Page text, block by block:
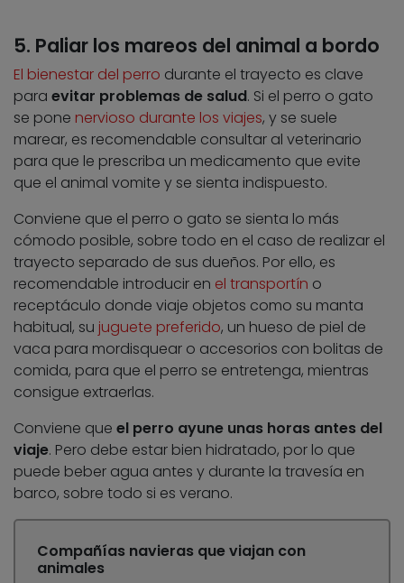
5. Paliar los mareos del animal a bordo
El bienestar del perro durante el trayecto es clave
para evitar problemas de salud. Si el perro o gato
se pone nervioso durante los viajes, y se suele
marear, es recomendable consultar al veterinario
para que le prescriba un medicamento que evite
que el animal vomite y se sienta indispuesto.
Conviene que el perro o gato se sienta lo más
cómodo posible, sobre todo en el caso de realizar el
trayecto separado de sus dueños. Por ello, es
recomendable introducir en el transportín o
receptáculo donde viaje objetos como su manta
habitual, su juguete preferido, un hueso de piel de
vaca para mordisquear o accesorios con bolitas de
comida, para que el perro se entretenga, mientras
consigue extraerlas.
Conviene que el perro ayune unas horas antes del
viaje. Pero debe estar bien hidratado, por lo que
puede beber agua antes y durante la travesía en
barco, sobre todo si es verano.
Compañías navieras que viajan con
animales